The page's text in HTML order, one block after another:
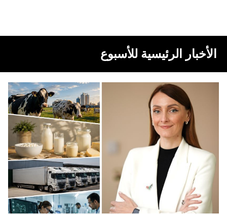
الأخبار الرئيسية للأسبوع